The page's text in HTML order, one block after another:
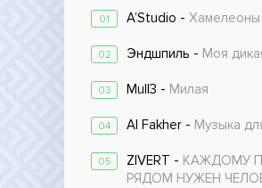
01 A’Studio - Хамелеоны
02 Эндшпиль - Моя
03 Mull3 - Милая
04 Al Fakher - Музыка
05 ZIVERT - КАЖДОМУ
РЯДОМ НУЖЕН